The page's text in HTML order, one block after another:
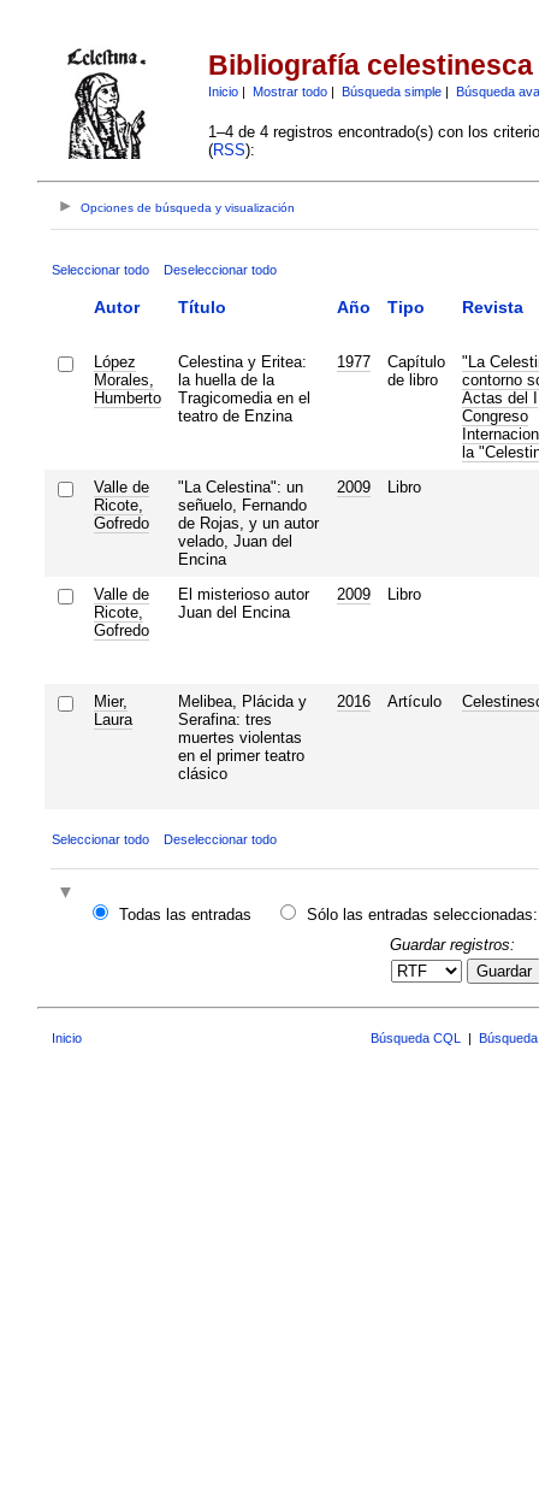
Bibliografía celestinesca
Inicio| Mostrar todo| Búsqueda simple| Búsqueda
1–4 de 4 registros encontrado(s) con los
(RSS):
Opciones de búsqueda y visualización
Seleccionar todo Deseleccionar todo
Autor Título Año Tipo Revista
López
Morales,
Humberto
Celestina y Eritea:
la huella de la
Tragicomedia en el
teatro de Enzina
1977
Capítulo
de libro
"La
contorno
Actas del I
Congreso
la
Valle de
Ricote,
Gofredo
"La Celestina": un
señuelo, Fernando
de Rojas, y un autor
velado, Juan del
Encina
2009 Libro
Valle de
Ricote,
Gofredo
El misterioso autor
Juan del Encina
2009 Libro
Mier,
Laura
Melibea, Plácida y
Serafina: tres
muertes violentas
en el primer teatro
clásico
2016 Artículo
Seleccionar todo Deseleccionar todo
Todas las entradas
Sólo las entradas seleccionadas:
Guardar registros:
Guardar
Inicio Búsqueda CQL